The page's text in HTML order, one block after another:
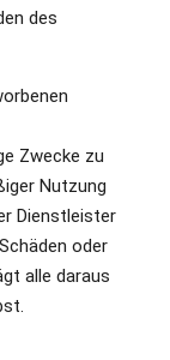
des
Zwecke zu
Nutzung
Dienstleister
oder
alle daraus